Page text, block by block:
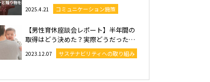
2025.4.21 コミュニケーション施策
【男性育休座談会レポート】半年間の
取得はどう決めた？実際どうだった…
2023.12.07 サステナビリティへの取り組み